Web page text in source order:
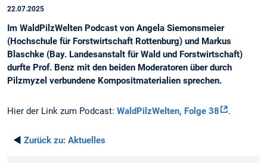
22.07.2025
Im WaldPilzWelten Podcast von Angela Siemonsmeier
(Hochschule für Forstwirtschaft Rottenburg) und Markus
Blaschke (Bay. Landesanstalt für Wald und Forstwirtschaft)
durfte Prof. Benz mit den beiden Moderatoren über durch
Pilzmyzel verbundene Kompositmaterialien sprechen.
Hier der Link zum Podcast: WaldPilzWelten, Folge 38 .
◄ Zurück zu: Aktuelles